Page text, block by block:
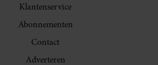
Klantenservice
Abonnementen
Contact
Adverteren